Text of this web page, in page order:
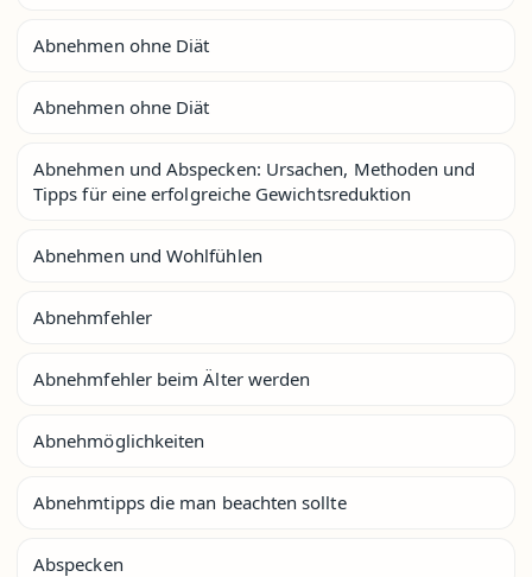
Abnehmen ohne Diät
Abnehmen ohne Diät
Abnehmen und Abspecken: Ursachen, Methoden und
Tipps für eine erfolgreiche Gewichtsreduktion
Abnehmen und Wohlfühlen
Abnehmfehler
Abnehmfehler beim Älter werden
Abnehmöglichkeiten
Abnehmtipps die man beachten sollte
Abspecken